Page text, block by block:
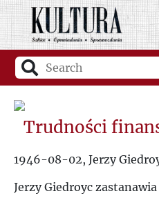
Trudności
1946-08-02, Jerzy
Jerzy Giedroyc